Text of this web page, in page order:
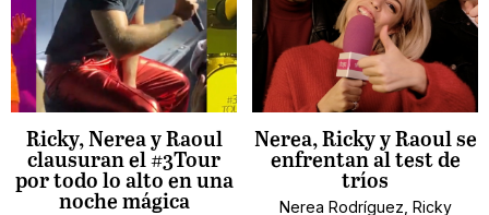
Ricky, Nerea y Raoul
clausuran el #3Tour
por todo lo alto en una
noche mágica
Nerea, Ricky y Raoul se
enfrentan al test de
tríos
Nerea Rodríguez, Ricky